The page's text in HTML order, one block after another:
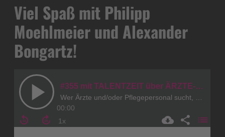
Viel Spaß mit Philipp
Moehlmeier und Alexander
Bongartz!